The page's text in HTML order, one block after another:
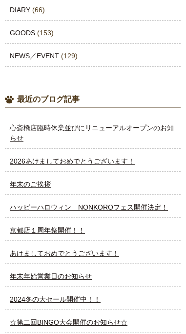
DIARY (66)
GOODS (153)
NEWS／EVENT (129)
最近のブログ記事
心斎橋店臨時休業並びにリニューアルオープンのお知
らせ
2026あけましておめでとうございます！
年末のご挨拶
ハッピーハロウィン NONKOROフェス開催決定！
京都店１周年祭開催！！
あけましておめでとうございます！
年末年始営業日のお知らせ
2024冬の大セール開催中！！
☆第二回BINGO大会開催のお知らせ☆